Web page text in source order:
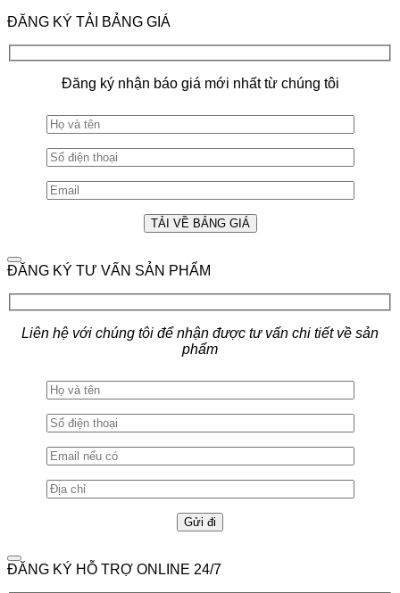
ĐĂNG KÝ TẢI BẢNG GIÁ
Đăng ký nhận báo giá mới nhất từ chúng tôi
ĐĂNG KÝ TƯ VẤN SẢN PHẨM
Liên hệ với chúng tôi để nhận được tư vấn chi tiết về sản
phẩm
ĐĂNG KÝ HỖ TRỢ ONLINE 24/7